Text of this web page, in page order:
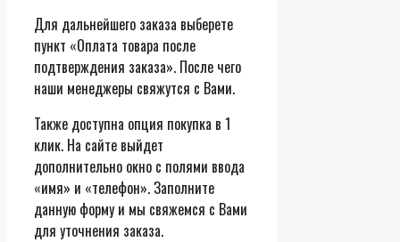
Для дальнейшего заказа выберете
пункт «Оплата товара после
подтверждения заказа». После чего
наши менеджеры свяжутся с Вами.
Также доступна опция покупка в 1
клик. На сайте выйдет
дополнительно окно с полями ввода
«имя» и «телефон». Заполните
данную форму и мы свяжемся с Вами
для уточнения заказа.